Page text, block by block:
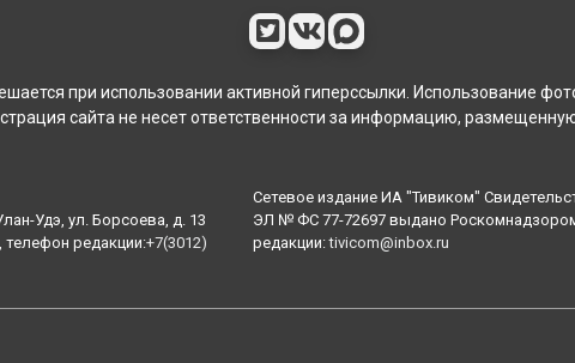
при использовании активной гиперссылки. Использование
сайта не несет ответственности за информацию,
Удэ, ул. Борсоева, д. 13
редакции:+7(3012)
Сетевое издание ИА "Тивиком"
ЭЛ № ФС 77-72697 выдано
редакции:tivicom@inbox.ru